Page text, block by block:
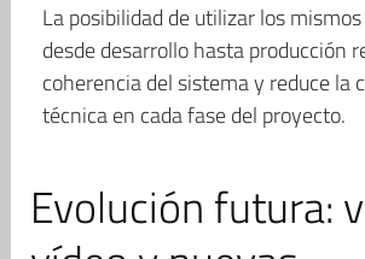
La posibilidad de utilizar los
desde desarrollo hasta producción
coherencia del sistema y reduce la
técnica en cada fase del proyecto.
Evolución futura: